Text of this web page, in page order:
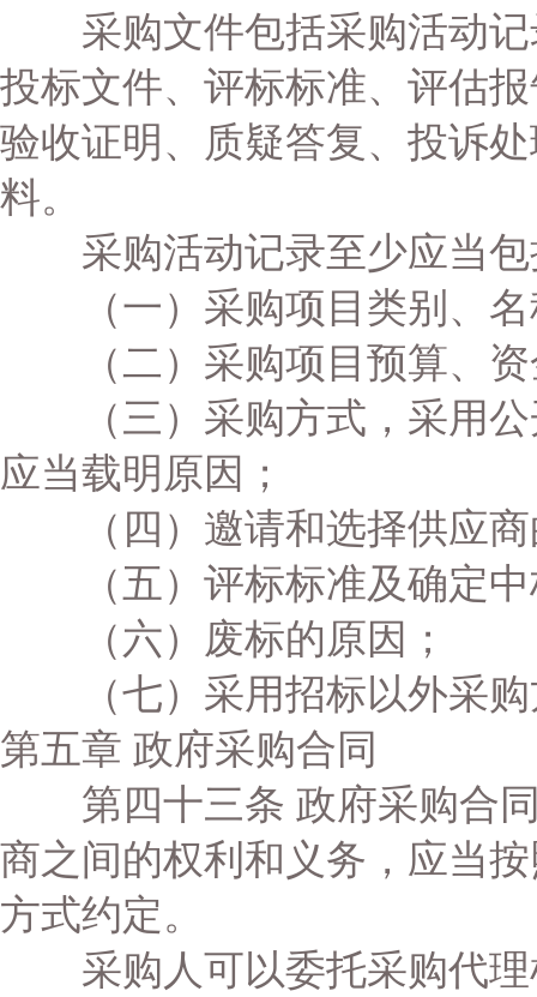
采购文件包括采购活动记
投标文件、评标标准、评估
验收证明、质疑答复、投诉
料。
采购活动记录至少应当包
（一）采购项目类别、名
（二）采购项目预算、资
（三）采购方式，采用公
应当载明原因；
（四）邀请和选择供应商
（五）评标标准及确定中
（六）废标的原因；
（七）采用招标以外采购
第五章 政府采购合同
第四十三条 政府采购合同
商之间的权利和义务，应当
方式约定。
采购人可以委托采购代理